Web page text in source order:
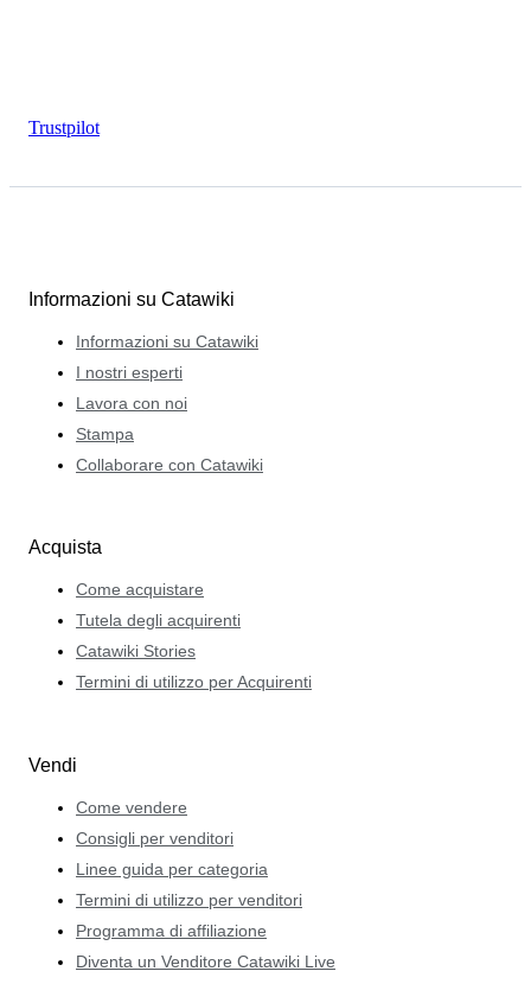
Trustpilot
Informazioni su Catawiki
Informazioni su Catawiki
I nostri esperti
Lavora con noi
Stampa
Collaborare con Catawiki
Acquista
Come acquistare
Tutela degli acquirenti
Catawiki Stories
Termini di utilizzo per Acquirenti
Vendi
Come vendere
Consigli per venditori
Linee guida per categoria
Termini di utilizzo per venditori
Programma di affiliazione
Diventa un Venditore Catawiki Live